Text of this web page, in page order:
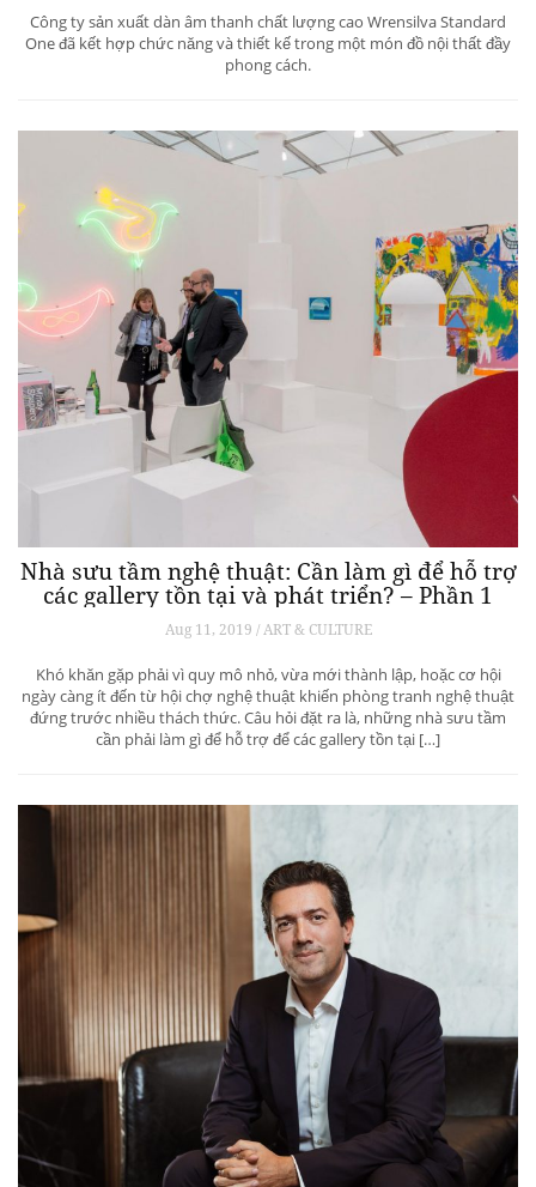
Công ty sản xuất dàn âm thanh chất lượng cao Wrensilva Standard
One đã kết hợp chức năng và thiết kế trong một món đồ nội thất đầy
phong cách.
Nhà sưu tầm nghệ thuật: Cần làm gì để hỗ trợ
các gallery tồn tại và phát triển? – Phần 1
Aug 11, 2019 / ART & CULTURE
Khó khăn gặp phải vì quy mô nhỏ, vừa mới thành lập, hoặc cơ hội
ngày càng ít đến từ hội chợ nghệ thuật khiến phòng tranh nghệ thuật
đứng trước nhiều thách thức. Câu hỏi đặt ra là, những nhà sưu tầm
cần phải làm gì để hỗ trợ để các gallery tồn tại […]